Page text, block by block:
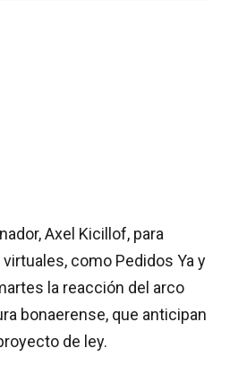
Axel Kicillof, para
como Pedidos Ya y
la reacción del arco
bonaerense, que anticipan
de ley.